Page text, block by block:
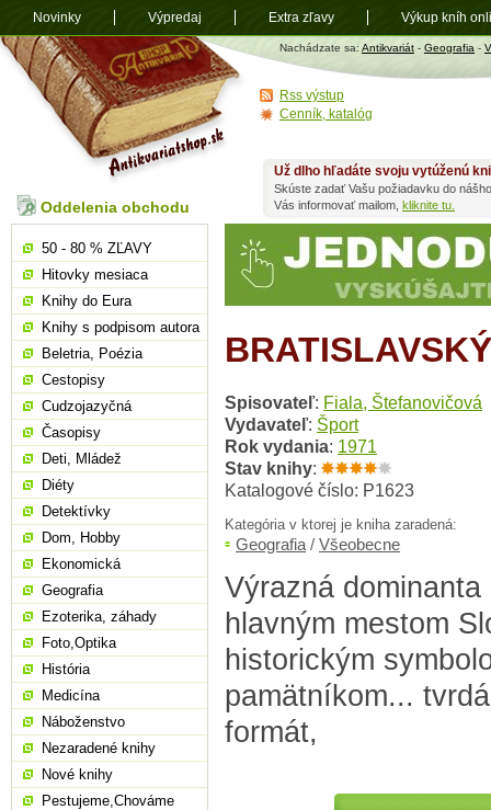
Antikvariát
shop.sk
Nachádzate sa: Antikvariát - Geografia -
Spisovateľ: Fiala, Štefanovičová
Vydavateľ: Šport
Rok vydania: 1971
Stav knihy:
Katalogové číslo: P1623
Kategória v ktorej je kniha zaradená:
Geografia / Všeobecne
Výrazná dominanta
hlavným mestom
historickým
pamätníkom...
formát,
Už dlho hľadáte svoju vytúženú
Skúste zadať Vašu požiadavku do
Vás informovať mailom, kliknite tu.
Oddelenia obchodu
50 - 80 % ZĽAVY
Hitovky mesiaca
Knihy do Eura
Knihy s podpisom autora
Beletria, Poézia
Cestopisy
Cudzojazyčná
Časopisy
Deti, Mládež
Diéty
Detektívky
Dom, Hobby
Ekonomická
Geografia
Ezoterika, záhady
Foto,Optika
História
Medicína
Náboženstvo
Nezaradené knihy
Nové knihy
Pestujeme,Chováme
Rss výstup
Cenník, katalóg
Novinky Výpredaj Extra zľavy Výkup kníh